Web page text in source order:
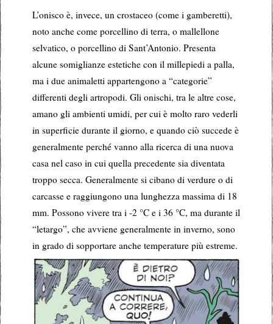
L’onisco è, invece, un crostaceo (come i gamberetti),
noto anche come porcellino di terra, o mallellone
selvatico, o porcellino di Sant’Antonio. Presenta
alcune somiglianze estetiche con il millepiedi a palla,
ma i due animaletti appartengono a “categorie”
differenti degli artropodi. Gli onischi, tra le altre cose,
amano gli ambienti umidi, per cui è molto raro vederli
in superficie durante il giorno, e quando ciò succede è
generalmente perché vanno alla ricerca di una nuova
casa nel caso in cui quella precedente sia diventata
troppo secca. Generalmente si cibano di verdure o di
carcasse e raggiungono una lunghezza massima di 18
mm. Possono vivere tra i -2 °C e i 36 °C, ma durante il
“letargo”, che avviene generalmente in inverno, sono
in grado di sopportare anche temperature più estreme.